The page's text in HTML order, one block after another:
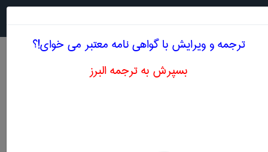
ترجمه و ویرایش با گواهی نامه معتبر می خوای!؟
بسپرش به ترجمه البرز